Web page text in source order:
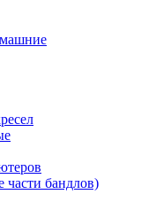
части бандлов)